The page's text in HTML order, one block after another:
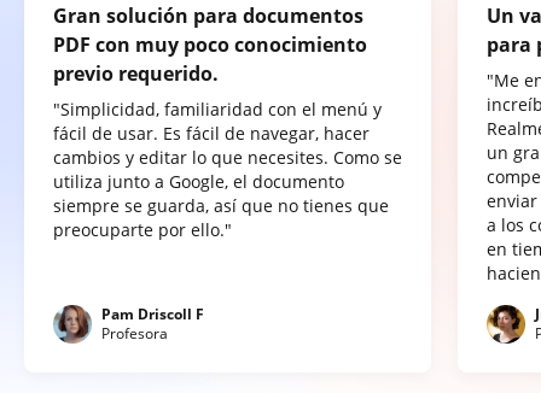
Gran solución para documentos
PDF con muy poco conocimiento
previo requerido.
"Simplicidad, familiaridad con el menú y
fácil de usar. Es fácil de navegar, hacer
cambios y editar lo que necesites. Como se
utiliza junto a Google, el documento
siempre se guarda, así que no tienes que
preocuparte por ello."
Pam Driscoll F
Profesora
Un
para
"Me
un
a los
en